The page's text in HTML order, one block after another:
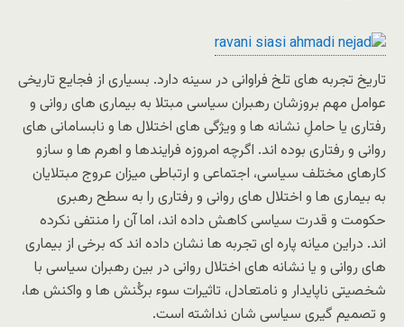
تاریخ تجربه های تلخ فراوانی در سینه دارد. بسیاری از فجایع تاریخی
عوامل مهم بروزشان رهبران سیاسی مبتلا به بیماری های روانی و
رفتاری یا حاملِ نشانه ها و ویژگی های اختلال ها و نابسامانی های
روانی و رفتاری بوده اند. اگرچه امروزه فرایندها و اهرم ها و سازو
کارهای مختلف سیاسی، اجتماعی و ارتباطی میزان عروج مبتلایان
به بیماری ها و اختلال های روانی و رفتاری را به سطح رهبری
حکومت و قدرت سیاسی کاهش داده اند، اما آن را منتفی نکرده
اند. دراین میانه پاره ای تجربه ها نشان داده اند که برخی از بیماری
های روانی و یا نشانه های اختلال روانی در بین رهبران سیاسی با
شخصیتی ناپایدار و نامتعادل، تاثیرات سوء برکُنش ها و واکنش ها،
و تصمیم گیری سیاسی شان نداشته است.